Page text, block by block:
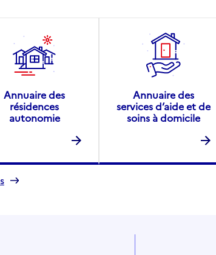
Annuaire des
résidences
autonomie
Annuaire des
services d’aide et de
soins à domicile